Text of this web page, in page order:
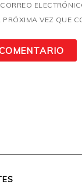
VEZ QUE